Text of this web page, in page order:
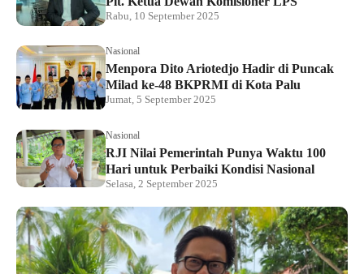
Rabu, 10 September 2025
Nasional
Menpora Dito Ariotedjo Hadir di Puncak
Milad ke-48 BKPRMI di Kota Palu
Jumat, 5 September 2025
Nasional
RJI Nilai Pemerintah Punya Waktu 100
Hari untuk Perbaiki Kondisi Nasional
Selasa, 2 September 2025